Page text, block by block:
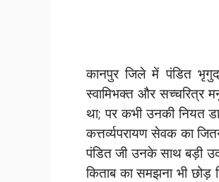
कानपुर जिले में पंडित
स्वामिभक्त और
था; पर कभी उनकी नियत
कत्तर्व्यपरायण सेवक का
पंडित जी उनके साथ बड़ी
किताब का समझना भी छोड़